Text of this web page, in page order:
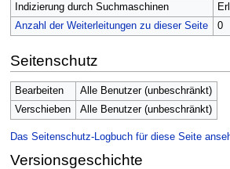
Indizierung durch Suchmaschinen
Anzahl der Weiterleitungen zu dieser Seite
0
Seitenschutz
Bearbeiten
Alle Benutzer (unbeschränkt)
Verschieben
Alle Benutzer (unbeschränkt)
Das Seitenschutz-Logbuch für diese Seite
Versionsgeschichte